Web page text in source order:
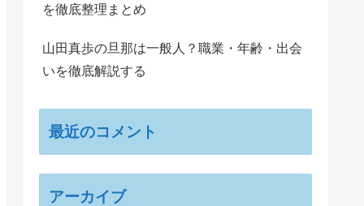
を徹底整理まとめ
山田真歩の旦那は一般人？職業・年齢・出会
いを徹底解説する
最近のコメント
アーカイブ